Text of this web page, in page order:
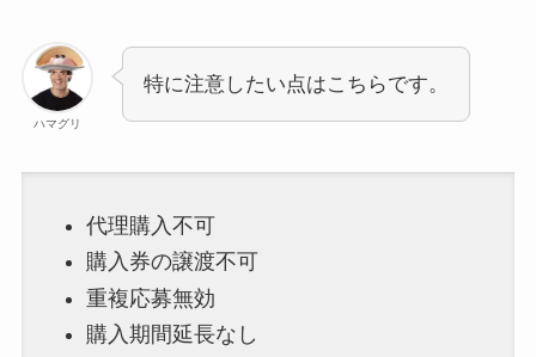
ハマグリ
特に注意したい点はこちらです。
代理購入不可
購入券の譲渡不可
重複応募無効
購入期間延長なし